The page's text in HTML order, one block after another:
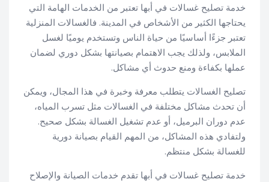
خدمة تصليح غسالات في أبها تعتبر من الخدمات الهامة التي
يحتاجها الكثير من الأشخاص في المدينة. فالغسالات المنزلية
تعتبر جزءًا أساسيًا من حياة الناس وتستخدم يوميًا لغسل
الملابس، ولذلك يجب الاهتمام بصيانتها بشكل دوري لضمان
عملها بكفاءة ومنع حدوث أي مشاكل.
تصليح الغسالات يتطلب معرفة وخبرة في هذا المجال، ويمكن
أن تحدث مشاكل مختلفة في الغسالات مثل تسرب المياه،
عدم دوران البرميل، أو عدم تشغيل الغسالة بشكل صحيح.
ولتفادي هذه المشاكل، من المهم القيام بصيانة دورية
للغسالة بشكل منتظم.
خدمة تصليح غسالات في أبها تقدم خدمات الصيانة والإصلاح